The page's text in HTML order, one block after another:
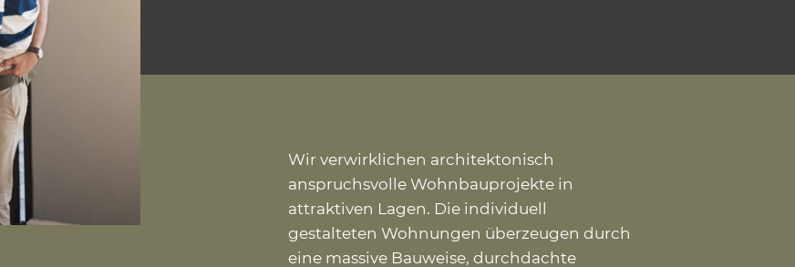
Wir verwirklichen architektonisch
anspruchsvolle Wohnbauprojekte in
attraktiven Lagen. Die individuell
gestalteten Wohnungen überzeugen durch
eine massive Bauweise, durchdachte